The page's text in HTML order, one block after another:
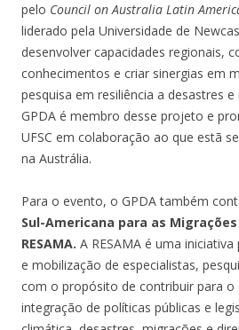
pelo Council on Australia Latin
liderado pela Universidade de
desenvolver capacidades regionais,
conhecimentos e criar sinergias em
pesquisa em resiliência a desastres
GPDA é membro desse projeto e
UFSC em colaboração ao que estã
na Austrália.
Para o evento, o GPDA também
Sul-Americana para as
RESAMA. A RESAMA é uma iniciativa
e mobilização de especialistas,
com o propósito de contribuir para o
integração de políticas públicas e